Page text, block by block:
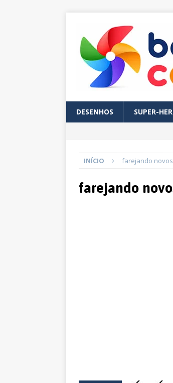
DESENHOS SUPER-
INÍCIO farejando
farejando